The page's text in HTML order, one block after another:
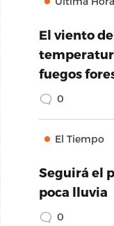
El viento
fuegos
0
El Tiempo
Seguirá el
poca lluvia
0